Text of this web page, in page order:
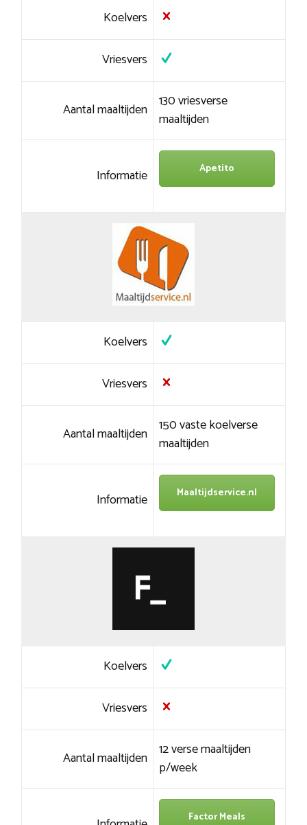
Koelvers
Vriesvers
Aantal maaltijden 130 vriesverse
maaltijden
Informatie Apetito
Koelvers
Vriesvers
Aantal maaltijden 150 vaste koelverse
maaltijden
Informatie Maaltijdservice.nl
Koelvers
Vriesvers
Aantal maaltijden 12 verse maaltijden
p/week
Factor Meals